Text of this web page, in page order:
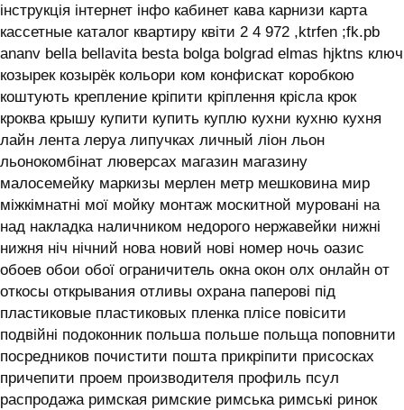
інструкція інтернет інфо кабинет кава карнизи карта
кассетные каталог квартиру квіти 2 4 972 ,ktrfen ;fk.pb
ananv bella bellavita besta bolga bolgrad elmas hjktns ключ
козырек козырёк кольори ком конфискат коробкою
коштують крепление кріпити кріплення крісла крок
кроква крышу купити купить куплю кухни кухню кухня
лайн лента леруа липучках личный ліон льон
льонокомбінат люверсах магазин магазину
малосемейку маркизы мерлен метр мешковина мир
міжкімнатні мої мойку монтаж москитной муровані на
над накладка наличником недорого нержавейки нижні
нижня ніч нічний нова новий нові номер ночь оазис
обоев обои обої ограничитель окна окон олх онлайн от
откосы открывания отливы охрана паперові під
пластиковые пластиковых пленка плісе повісити
подвійні подоконник польша польше польща поповнити
посредников почистити пошта прикріпити присосках
причепити проем производителя профиль псул
распродажа римская римские римська римські ринок